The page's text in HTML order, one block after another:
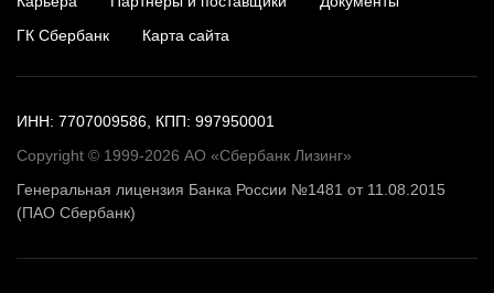
ГК Сбербанк
Карта сайта
ИНН: 7707009586, КПП: 997950001
Copyright © 1999-2026 АО «Сбербанк Лизинг»
Генеральная лицензия Банка России №1481 от 11.08.2015
(ПАО Сбербанк)